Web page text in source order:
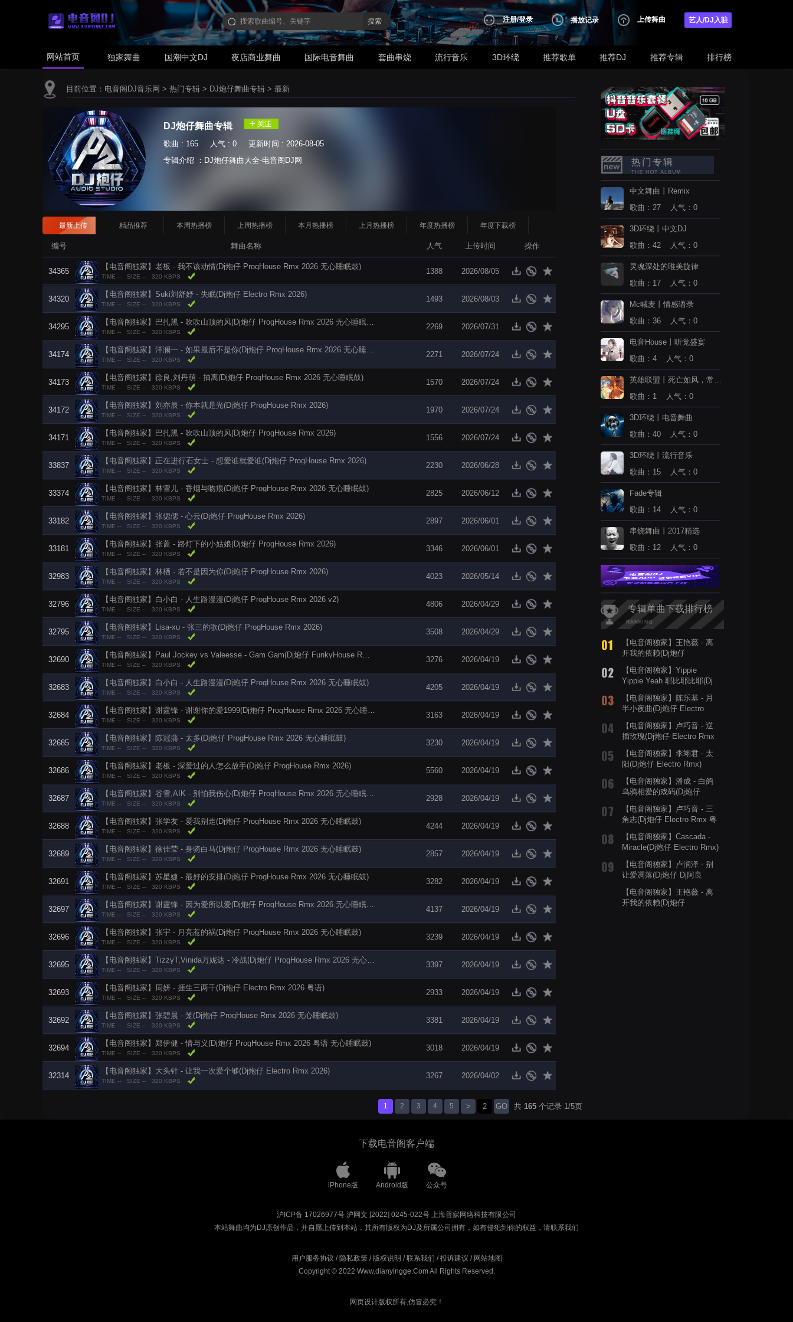
搜索 注册/登录 播放记录 上传舞曲 艺人/DJ入驻
网站首页 独家舞曲 国潮中文DJ 夜店商业舞曲 国际电音舞曲 套曲串烧 流行音乐 3D环绕 推荐歌单 推荐DJ 推荐专辑 排行榜
目前位置： 电音阁DJ音乐网 > 热门专辑 > DJ炮仔舞曲专辑 > 最新
DJ炮仔舞曲专辑
歌曲 : 165 人气 : 0 更新时间 : 2026-08-05
专辑介绍 ：DJ炮仔舞曲大全-电音阁DJ网
最新上传 精品推荐 本周热播榜 上周热播榜 本月热播榜 上月热播榜 年度热播榜 年度下载榜
编号 舞曲名称 人气 上传时间 操作
34365
【电音阁独家】老板 - 我不该动情(Dj炮仔 ProgHouse Rmx 2026 无心睡眠鼓)
TIME -- SIZE -- 320 KBPS
1388 2026/08/05
34320
【电音阁独家】Suki刘舒妤 - 失眠(Dj炮仔 Electro Rmx 2026)
TIME -- SIZE -- 320 KBPS
1493 2026/08/03
34295
【电音阁独家】巴扎黑 - 吹吹山顶的风(Dj炮仔 ProgHouse Rmx 2026 无心睡眠鼓)
TIME -- SIZE -- 320 KBPS
2269 2026/07/31
34174
【电音阁独家】洋澜一 - 如果最后不是你(Dj炮仔 ProgHouse Rmx 2026 无心睡眠鼓)
TIME -- SIZE -- 320 KBPS
2271 2026/07/24
34173
【电音阁独家】徐良,刘丹萌 - 抽离(Dj炮仔 ProgHouse Rmx 2026 无心睡眠鼓)
TIME -- SIZE -- 320 KBPS
1570 2026/07/24
34172
【电音阁独家】刘亦辰 - 你本就是光(Dj炮仔 ProgHouse Rmx 2026)
TIME -- SIZE -- 320 KBPS
1970 2026/07/24
34171
【电音阁独家】巴扎黑 - 吹吹山顶的风(Dj炮仔 ProgHouse Rmx 2026)
TIME -- SIZE -- 320 KBPS
1556 2026/07/24
33837
【电音阁独家】正在进行石女士 - 想爱谁就爱谁(Dj炮仔 ProgHouse Rmx 2026)
TIME -- SIZE -- 320 KBPS
2230 2026/06/28
33374
【电音阁独家】林雪儿 - 香烟与吻痕(Dj炮仔 ProgHouse Rmx 2026 无心睡眠鼓)
TIME -- SIZE -- 320 KBPS
2825 2026/06/12
33182
【电音阁独家】张偲偲 - 心云(Dj炮仔 ProgHouse Rmx 2026)
TIME -- SIZE -- 320 KBPS
2897 2026/06/01
33181
【电音阁独家】张蔷 - 路灯下的小姑娘(Dj炮仔 ProgHouse Rmx 2026)
TIME -- SIZE -- 320 KBPS
3346 2026/06/01
32983
【电音阁独家】林栖 - 若不是因为你(Dj炮仔 ProgHouse Rmx 2026)
TIME -- SIZE -- 320 KBPS
4023 2026/05/14
32796
【电音阁独家】白小白 - 人生路漫漫(Dj炮仔 ProgHouse Rmx 2026 v2)
TIME -- SIZE -- 320 KBPS
4806 2026/04/29
32795
【电音阁独家】Lisa-xu - 张三的歌(Dj炮仔 ProgHouse Rmx 2026)
TIME -- SIZE -- 320 KBPS
3508 2026/04/29
32690
【电音阁独家】Paul Jockey vs Valeesse - Gam Gam(Dj炮仔 FunkyHouse Rmx 2026 空灵鼓)
TIME -- SIZE -- 320 KBPS
3276 2026/04/19
32683
【电音阁独家】白小白 - 人生路漫漫(Dj炮仔 ProgHouse Rmx 2026 无心睡眠鼓)
TIME -- SIZE -- 320 KBPS
4205 2026/04/19
32684
【电音阁独家】谢霆锋 - 谢谢你的爱1999(Dj炮仔 ProgHouse Rmx 2026 无心睡眠鼓)
TIME -- SIZE -- 320 KBPS
3163 2026/04/19
32685
【电音阁独家】陈冠蒲 - 太多(Dj炮仔 ProgHouse Rmx 2026 无心睡眠鼓)
TIME -- SIZE -- 320 KBPS
3230 2026/04/19
32686
【电音阁独家】老板 - 深爱过的人怎么放手(Dj炮仔 ProgHouse Rmx 2026)
TIME -- SIZE -- 320 KBPS
5560 2026/04/19
32687
【电音阁独家】谷雪,AIK - 别怕我伤心(Dj炮仔 ProgHouse Rmx 2026 无心睡眠鼓)
TIME -- SIZE -- 320 KBPS
2928 2026/04/19
32688
【电音阁独家】张学友 - 爱我别走(Dj炮仔 ProgHouse Rmx 2026 无心睡眠鼓)
TIME -- SIZE -- 320 KBPS
4244 2026/04/19
32689
【电音阁独家】徐佳莹 - 身骑白马(Dj炮仔 ProgHouse Rmx 2026 无心睡眠鼓)
TIME -- SIZE -- 320 KBPS
2857 2026/04/19
32691
【电音阁独家】苏星婕 - 最好的安排(Dj炮仔 ProgHouse Rmx 2026 无心睡眠鼓)
TIME -- SIZE -- 320 KBPS
3282 2026/04/19
32697
【电音阁独家】谢霆锋 - 因为爱所以爱(Dj炮仔 ProgHouse Rmx 2026 无心睡眠鼓)
TIME -- SIZE -- 320 KBPS
4137 2026/04/19
32696
【电音阁独家】张宇 - 月亮惹的祸(Dj炮仔 ProgHouse Rmx 2026 无心睡眠鼓)
TIME -- SIZE -- 320 KBPS
3239 2026/04/19
32695
【电音阁独家】TizzyT,Vinida万妮达 - 冷战(Dj炮仔 ProgHouse Rmx 2026 无心睡眠鼓)
TIME -- SIZE -- 320 KBPS
3397 2026/04/19
32693
【电音阁独家】周妍 - 捱生三两千(Dj炮仔 Electro Rmx 2026 粤语)
TIME -- SIZE -- 320 KBPS
2933 2026/04/19
32692
【电音阁独家】张碧晨 - 笼(Dj炮仔 ProgHouse Rmx 2026 无心睡眠鼓)
TIME -- SIZE -- 320 KBPS
3381 2026/04/19
32694
【电音阁独家】郑伊健 - 情与义(Dj炮仔 ProgHouse Rmx 2026 粤语 无心睡眠鼓)
TIME -- SIZE -- 320 KBPS
3018 2026/04/19
32314
【电音阁独家】大头针 - 让我一次爱个够(Dj炮仔 Electro Rmx 2026)
TIME -- SIZE -- 320 KBPS
3267 2026/04/02
1 2 3 4 5 > GO 共 165 个记录 1/5页
热门专辑
中文舞曲丨Remix
歌曲：27 人气：0
3D环绕丨中文DJ
歌曲：42 人气：0
灵魂深处的唯美旋律
歌曲：17 人气：0
Mc喊麦丨情感语录
歌曲：36 人气：0
电音House丨听觉盛宴
歌曲：4 人气：0
英雄联盟丨死亡如风，常伴
歌曲：1 人气：0
3D环绕丨电音舞曲
歌曲：40 人气：0
3D环绕丨流行音乐
歌曲：15 人气：0
Fade专辑
歌曲：14 人气：0
串烧舞曲丨2017精选
歌曲：12 人气：0
专辑单曲下载排行榜
【电音阁独家】王艳薇 - 离
开我的依赖(Dj炮仔
【电音阁独家】Yippie
Yippie Yeah 耶比耶比耶(Dj
【电音阁独家】陈乐基 - 月
半小夜曲(Dj炮仔 Electro
【电音阁独家】卢巧音 - 逆
插玫瑰(Dj炮仔 Electro Rmx
【电音阁独家】李翊君 - 太
阳(Dj炮仔 Electro Rmx)
【电音阁独家】潘成 - 白鸽
乌鸦相爱的戏码(Dj炮仔
【电音阁独家】卢巧音 - 三
角志(Dj炮仔 Electro Rmx 粤
【电音阁独家】Cascada -
Miracle(Dj炮仔 Electro Rmx)
【电音阁独家】卢润泽 - 别
让爱凋落(Dj炮仔 Dj阿良
睡眠鼓)
【电音阁独家】王艳薇 - 离
开我的依赖(Dj炮仔
下载电音阁客户端
iPhone版 Android版 公众号
沪ICP备 17026977号 沪网文 [2022] 0245-022号 上海普寐网络科技有限公司
本站舞曲均为DJ原创作品，并自愿上传到本站，其所有版权为DJ及所属公司拥有，如有侵犯到你的权益，请联系我们
用户服务协议 / 隐私政策/ 版权说明 /联系我们 /投诉建议 / 网站地图
Copyright © 2022 Www.dianyingge.Com All Rights Reserved.
网页设计版权所有,仿冒必究！